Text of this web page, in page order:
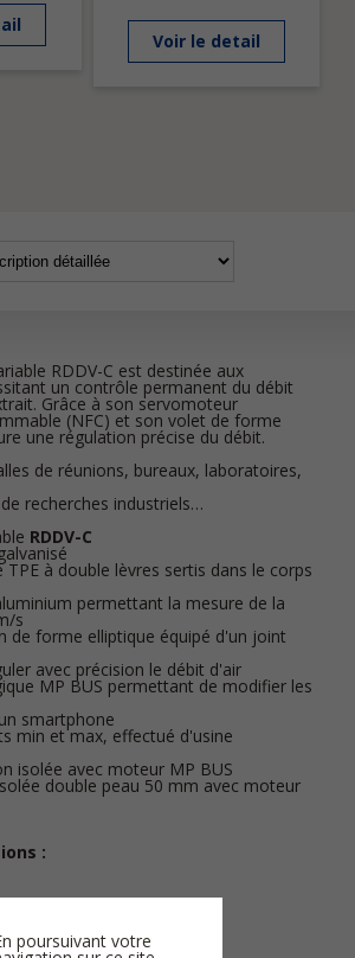
Voir le detail
RDDV-C est destinée aux
un contrôle permanent du débit
Grâce à son servomoteur
(NFC) et son volet de forme
une régulation précise du débit.
de réunions, bureaux, laboratoires,
recherches industriels…
RDDV-C
TPE à double lèvres sertis dans le corps
permettant la mesure de la
s
de forme elliptique équipé d'un joint
avec précision le débit d'air
MP BUS permettant de modifier les
smartphone
min et max, effectué d'usine
isolée avec moteur MP BUS
double peau 50 mm avec moteur
:
:
WORKS
poursuivant votre